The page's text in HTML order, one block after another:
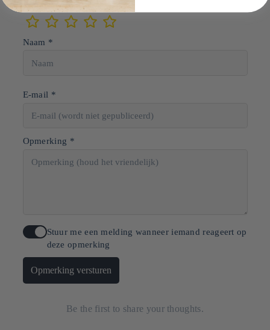
Beoordeling
Naam *
E-mail *
Opmerking *
Stuur me een melding wanneer iemand reageert op
deze opmerking
Opmerking versturen
Be the first to share your thoughts.